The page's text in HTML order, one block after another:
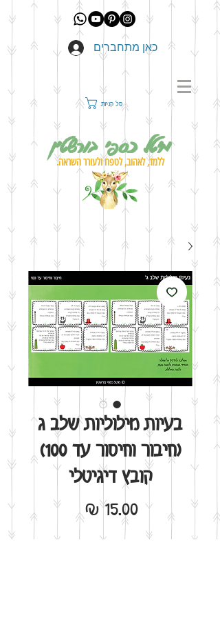
כאן מתחברים
סל קניות
מיטל כספי בורשטין
ללמד, לאהוב, לטפח ולעורר השראה.
בעיות מילוליות שלב ג
(חיבור וחיסור עד 100)
קובץ דיגיטלי
מחיר